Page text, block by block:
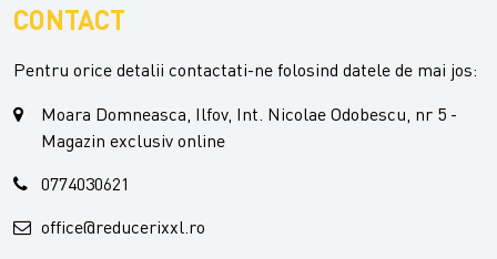
CONTACT
Pentru orice detalii contactati-ne folosind datele de mai jos:
Moara Domneasca, Ilfov, Int. Nicolae Odobescu, nr 5 -
Magazin exclusiv online
0774030621
office@reducerixxl.ro